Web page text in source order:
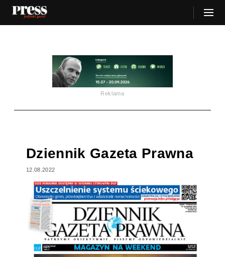
Reklama
Dziennik Gazeta Prawna
12.08.2022